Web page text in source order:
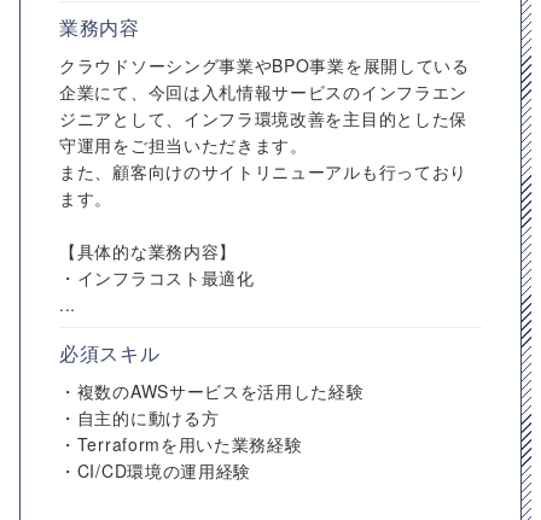
業務内容
クラウドソーシング事業やBPO事業を展開している
企業にて、今回は入札情報サービスのインフラエン
ジニアとして、インフラ環境改善を主目的とした保
守運用をご担当いただきます。
また、顧客向けのサイトリニューアルも行っており
ます。
【具体的な業務内容】
・インフラコスト最適化
...
必須スキル
・複数のAWSサービスを活用した経験
・自主的に動ける方
・Terraformを用いた業務経験
・CI/CD環境の運用経験